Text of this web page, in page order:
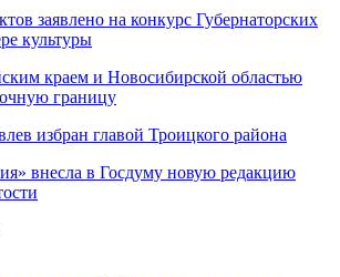
заявлено на конкурс Губернаторских
культуры
краем и Новосибирской областью
границу
избран главой Троицкого района
внесла в Госдуму новую редакцию